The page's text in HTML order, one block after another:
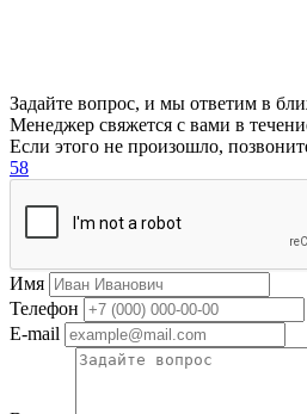
Задайте вопрос, и мы ответим в
Менеджер свяжется с вами в
Если этого не произошло,
58
Имя
Телефон
E-mail